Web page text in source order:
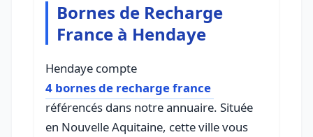
Bornes de Recharge
France à Hendaye
Hendaye compte
4 bornes de recharge france
référencés dans notre annuaire. Située
en Nouvelle Aquitaine, cette ville vous